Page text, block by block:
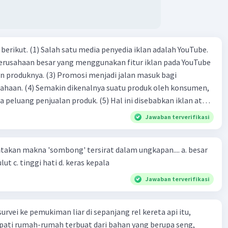
iklan adalah YouTube.
besar yang menggunakan fitur iklan pada YouTube
menjadi jalan masuk bagi
oleh konsumen,
produk. (5) Hal ini disebabkan iklan atau
cara untuk mengenalkan produk perusahaan kepada
(2)
Jawaban terverifikasi
makna 'sombong' tersirat dalam ungkapan.... a. besar
kepala b. besar mulut c. tinggi hati d. keras kepala
Jawaban terverifikasi
ke pemukiman liar di sepanjang rel kereta api itu,
rumah-rumah terbuat dari bahan yang berupa seng,